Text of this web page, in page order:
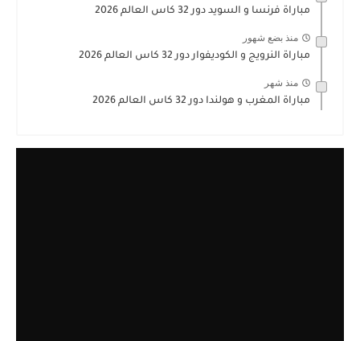
مباراة فرنسا و السويد دور 32 كاس العالم 2026
منذ بضع شهور
مباراة النرويج و الكوديفوار دور 32 كاس العالم 2026
منذ شهر
مباراة المغرب و هولندا دور 32 كاس العالم 2026